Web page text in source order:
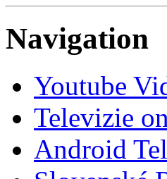
Navigation
Youtube
Televizie
Android